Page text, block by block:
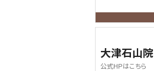
大津石山院
公式HPはこちら